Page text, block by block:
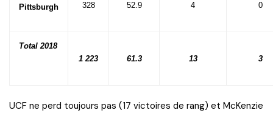
Pittsburgh
328 52.9 4 0
Total 2018
1 223
61.3 13 3
UCF ne perd toujours pas (17 victoires de rang) et McKenzie